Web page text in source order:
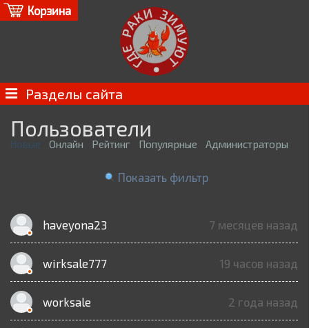
Корзина
Разделы сайта
Пользователи
Новые Онлайн Рейтинг Популярные Администраторы
Показать фильтр
haveyona23 7 месяцев назад
wirksale777 19 часов назад
worksale 2 года назад